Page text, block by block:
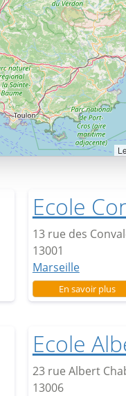
Ecole
13 rue des
13001
Marseille
En savoir plus
Ecole
23 rue Albert
13006